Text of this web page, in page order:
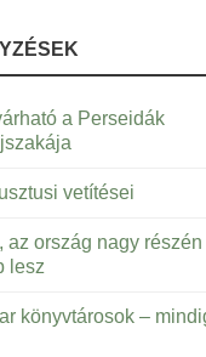
a Perseidák
vetítései
az ország nagy részén
lesz
könyvtárosok –